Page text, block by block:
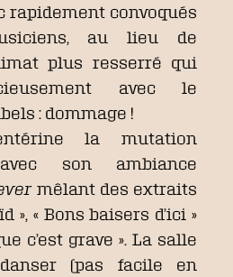
rapidement convoqués
au lieu de
plus resserré qui
avec le
: dommage !
la mutation
avec son ambiance
mêlant des extraits
», « Bons baisers d’ici »
c’est grave ». La salle
(pas facile en